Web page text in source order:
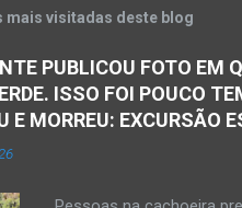
mais visitadas deste blog
PUBLICOU FOTO EM
ISSO FOI POUCO
E MORREU: EXCURSÃO